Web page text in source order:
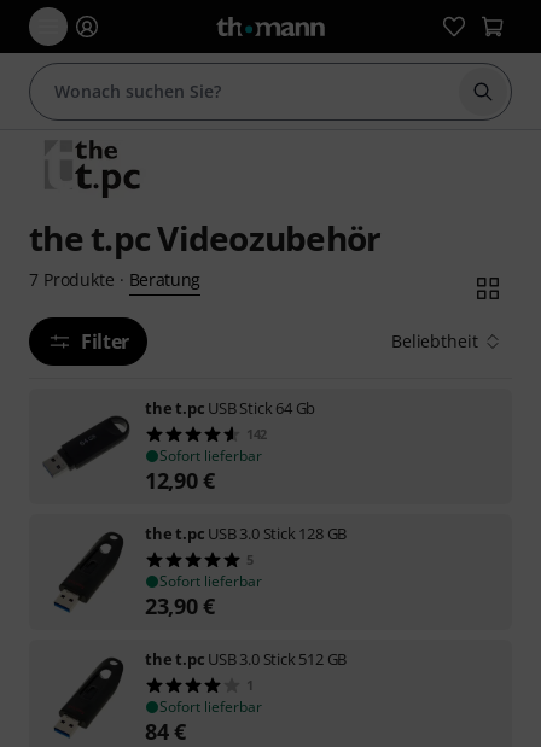
Suche
the t.pc Videozubehör
7 Produkte · Beratung
Filter Beliebtheit
the t.pc USB Stick 64 Gb
142
Sofort lieferbar
12,90€
the t.pc USB 3.0 Stick 128 GB
5
Sofort lieferbar
23,90€
the t.pc USB 3.0 Stick 512 GB
1
Sofort lieferbar
84€